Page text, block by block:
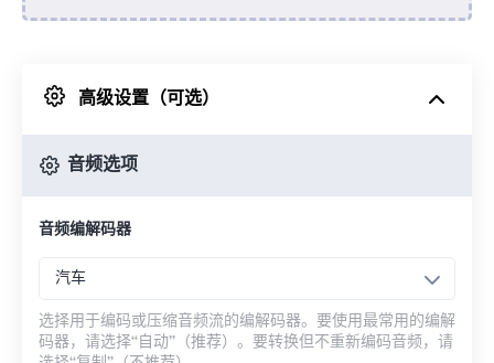
来自 Google Drive
高级设置（可选）
音频选项
音频编解码器
汽车
选择用于编码或压缩音频流的编解码器。要使用最常用的编解
码器，请选择“自动”（推荐）。要转换但不重新编码音频，请